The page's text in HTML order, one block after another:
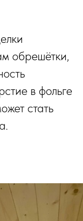
обрешётки,
в фольге
стать